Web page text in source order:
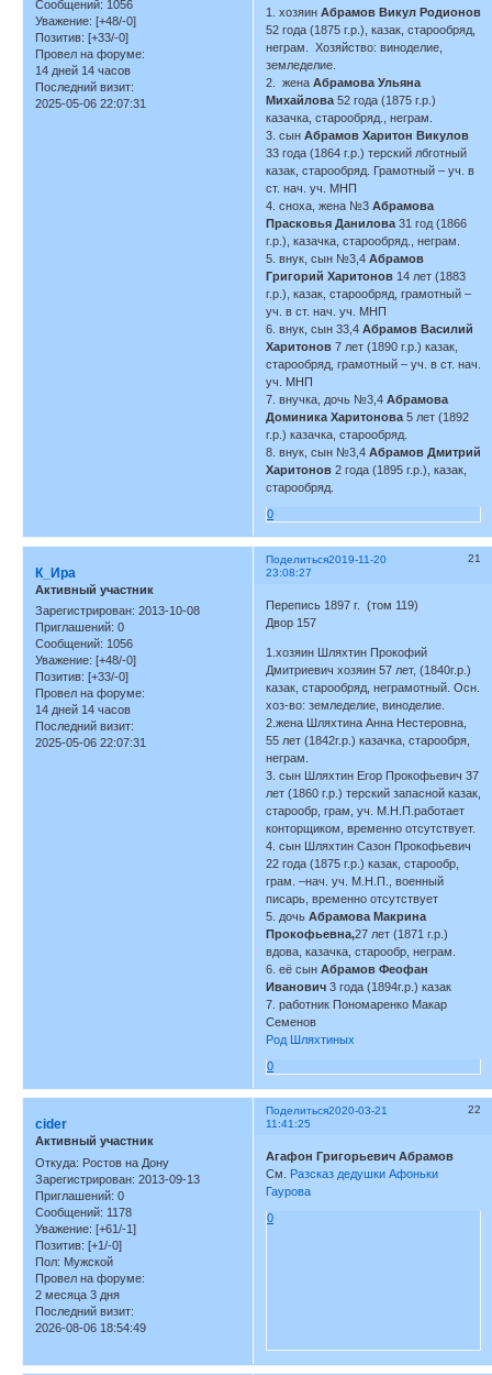
Сообщений: 1056
Уважение: [+48/-0]
Позитив: [+33/-0]
Провел на форуме:
14 дней 14 часов
Последний визит:
2025-05-06 22:07:31
1. хозяинАбрамов Викул Родионов
52 года (1875 г.р.), казак, старообряд,
неграм. Хозяйство: виноделие,
земледелие.
2. женаАбрамова Ульяна
Михайлова 52 года (1875 г.р.)
казачка, старообряд., неграм.
3. сынАбрамов Харитон Викулов
33 года (1864 г.р.) терский лбготный
казак, старообряд. Грамотный – уч. в
ст. нач. уч. МНП
4. сноха, жена №3Абрамова
Прасковья Данилова 31 год (1866
г.р.), казачка, старообряд., неграм.
5. внук, сын №3,4Абрамов
Григорий Харитонов 14 лет (1883
г.р.), казак, старообряд, грамотный –
уч. в ст. нач. уч. МНП
6. внук, сын 33,4Абрамов Василий
Харитонов 7 лет (1890 г.р.) казак,
старообряд, грамотный – уч. в ст. нач.
уч. МНП
7. внучка, дочь №3,4Абрамова
Доминика Харитонова 5 лет (1892
г.р.) казачка, старообряд.
8. внук, сын №3,4Абрамов Дмитрий
Харитонов 2 года (1895 г.р.), казак,
старообряд.
0
Поделиться 21
2019-11-20
23:08:27
К_Ира
Активный участник
Зарегистрирован: 2013-10-08
Приглашений: 0
Сообщений: 1056
Уважение: [+48/-0]
Позитив: [+33/-0]
Провел на форуме:
14 дней 14 часов
Последний визит:
2025-05-06 22:07:31
Перепись 1897 г. (том 119)
Двор 157
1.хозяин Шляхтин Прокофий
Дмитриевич хозяин 57 лет, (1840г.р.)
казак, старообряд, неграмотный. Осн.
хоз-во: земледелие, виноделие.
2.жена Шляхтина Анна Нестеровна,
55 лет (1842г.р.) казачка, старообря,
неграм.
3. сын Шляхтин Егор Прокофьевич 37
лет (1860 г.р.) терский запасной казак,
старообр, грам, уч. М.Н.П.работает
конторщиком, временно отсутствует.
4. сын Шляхтин Сазон Прокофьевич
22 года (1875 г.р.) казак, старообр,
грам. –нач. уч. М.Н.П., военный
писарь, временно отсутствует
5. дочьАбрамова Макрина
Прокофьевна,27 лет (1871 г.р.)
вдова, казачка, старообр, неграм.
6. её сынАбрамов Феофан
Иванович 3 года (1894г.р.) казак
7. работник Пономаренко Макар
Семенов
Род Шляхтиных
0
Поделиться 22
2020-03-21
11:41:25
cider
Активный участник
Откуда: Ростов на Дону
Зарегистрирован: 2013-09-13
Приглашений: 0
Сообщений: 1178
Уважение: [+61/-1]
Позитив: [+1/-0]
Пол: Мужской
Провел на форуме:
2 месяца 3 дня
Последний визит:
2026-08-06 18:54:49
Агафон Григорьевич Абрамов
См. Разсказ дедушки Афоньки
Гаурова
0